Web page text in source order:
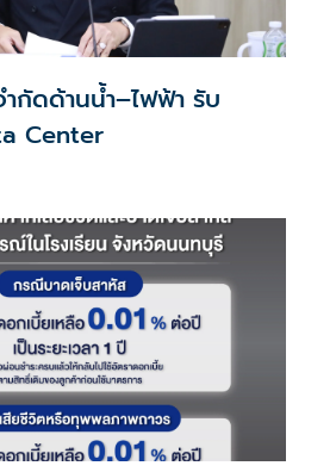
กัดด้านน้ำ–ไฟฟ้า รับ
Center